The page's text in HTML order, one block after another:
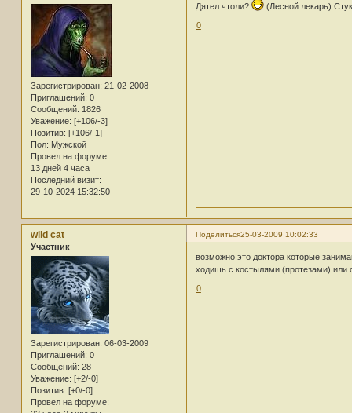
Зарегистрирован: 21-02-2008
Приглашений: 0
Сообщений: 1826
Уважение: [+106/-3]
Позитив: [+106/-1]
Пол: Мужской
Провел на форуме:
13 дней 4 часа
Последний визит:
29-10-2024 15:32:50
Дятел чтоли?
(Лесной лекарь)
0
Поделиться25-03-2009 10:02:33
wild cat
Участник
Зарегистрирован: 06-03-2009
Приглашений: 0
Сообщений: 28
Уважение: [+2/-0]
Позитив: [+0/-0]
Провел на форуме:
возможно это доктора которые
ходишь с костылями (протезами) или
0